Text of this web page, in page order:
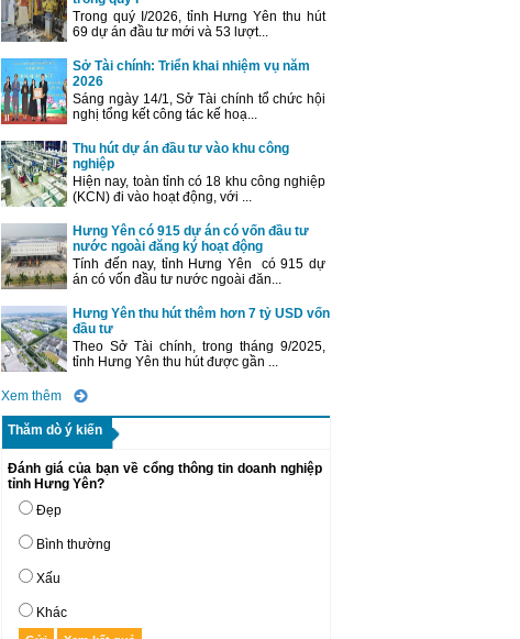
Trong quý I/2026, tỉnh Hưng Yên thu hút
69 dự án đầu tư mới và 53 lượt...
Sở Tài chính: Triển khai nhiệm vụ năm
2026
Sáng ngày 14/1, Sở Tài chính tổ chức hội
nghị tổng kết công tác kế hoạ...
Thu hút dự án đầu tư vào khu công
nghiệp
Hiện nay, toàn tỉnh có 18 khu công nghiệp
(KCN) đi vào hoạt động, với ...
Hưng Yên có 915 dự án có vốn đầu tư
nước ngoài đăng ký hoạt động
Tính đến nay, tỉnh Hưng Yên có 915 dự
án có vốn đầu tư nước ngoài đăn...
Hưng Yên thu hút thêm hơn 7 tỷ USD vốn
đầu tư
Theo Sở Tài chính, trong tháng 9/2025,
tỉnh Hưng Yên thu hút được gần ...
Xem thêm
Thăm dò ý kiến
Đánh giá của bạn về cổng thông tin doanh nghiệp
tỉnh Hưng Yên?
Đẹp
Bình thường
Xấu
Khác